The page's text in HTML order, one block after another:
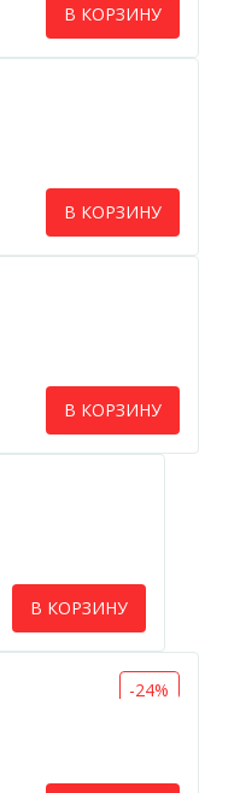
В КОРЗИНУ
В КОРЗИНУ
В КОРЗИНУ
В КОРЗИНУ
-24%